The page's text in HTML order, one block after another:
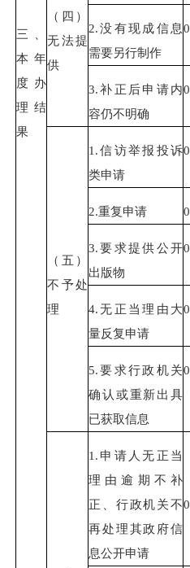
三、
本年
度办
理结
果
（四）
无法提
供
2.没有现成信息
需要另行制作
0
3.补正后申请内
容仍不明确
0
（五）
不予处
理
1.信访举报投诉
类申请
0
2.重复申请 0
3.要求提供公开
出版物
0
4.无正当理由大
量反复申请
0
5.要求行政机关
确认或重新出具
已获取信息
0
1.申请人无正当
理由逾期不补
正、行政机关不
再处理其政府信
息公开申请
0